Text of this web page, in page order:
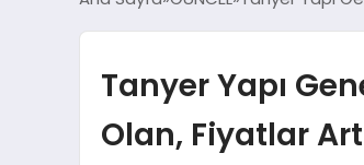
Tanyer Yapı
Olan, Fiyatlar